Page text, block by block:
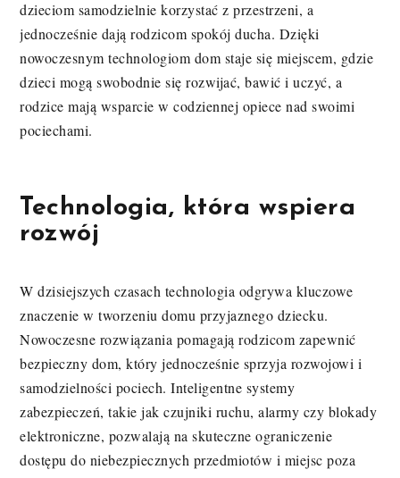
dzieciom samodzielnie korzystać z przestrzeni, a
jednocześnie dają rodzicom spokój ducha. Dzięki
nowoczesnym technologiom dom staje się miejscem, gdzie
dzieci mogą swobodnie się rozwijać, bawić i uczyć, a
rodzice mają wsparcie w codziennej opiece nad swoimi
pociechami.
Technologia, która wspiera
rozwój
W dzisiejszych czasach technologia odgrywa kluczowe
znaczenie w tworzeniu domu przyjaznego dziecku.
Nowoczesne rozwiązania pomagają rodzicom zapewnić
bezpieczny dom, który jednocześnie sprzyja rozwojowi i
samodzielności pociech. Inteligentne systemy
zabezpieczeń, takie jak czujniki ruchu, alarmy czy blokady
elektroniczne, pozwalają na skuteczne ograniczenie
dostępu do niebezpiecznych przedmiotów i miejsc poza